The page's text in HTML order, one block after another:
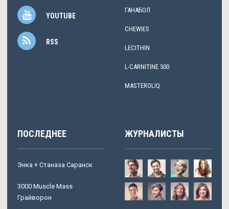
YOUTUBE
RSS
ГАНАБОЛ
CHEWIES
LECITHIN
L-CARNITINE 500
MASTEROLIQ
ПОСЛЕДНЕЕ
Энка + Станаза Саранск
3000 Muscle Mass
Грайворон
ЖУРНАЛИСТЫ